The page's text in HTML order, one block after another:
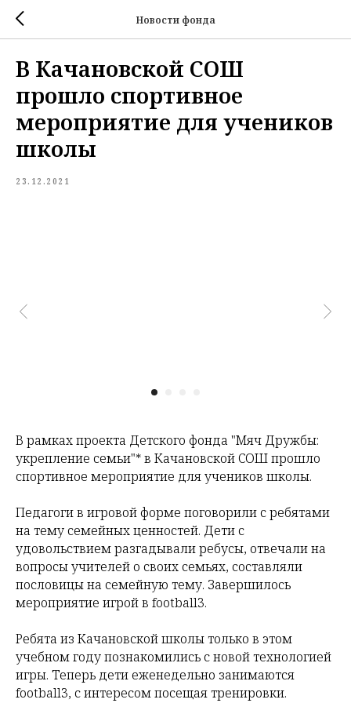
Новости фонда
В Качановской СОШ
прошло спортивное
мероприятие для учеников
школы
23.12.2021
В рамках проекта Детского фонда "Мяч Дружбы:
укрепление семьи"* в Качановской СОШ прошло
спортивное мероприятие для учеников школы.
Педагоги в игровой форме поговорили с ребятами
на тему семейных ценностей. Дети с
удовольствием разгадывали ребусы, отвечали на
вопросы учителей о своих семьях, составляли
пословицы на семейную тему. Завершилось
мероприятие игрой в football3.
Ребята из Качановской школы только в этом
учебном году познакомились с новой технологией
игры. Теперь дети еженедельно занимаются
football3, с интересом посещая тренировки.